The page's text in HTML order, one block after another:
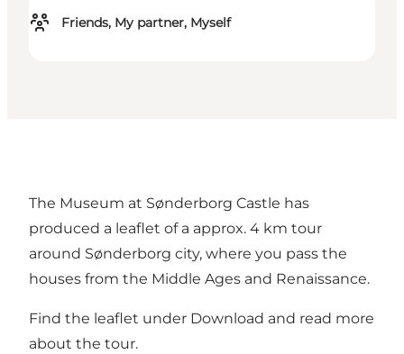
Friends, My partner, Myself
The Museum at Sønderborg Castle has
produced a leaflet of a approx. 4 km tour
around Sønderborg city, where you pass the
houses from the Middle Ages and Renaissance.
Find the leaflet under Download and read more
about the tour.